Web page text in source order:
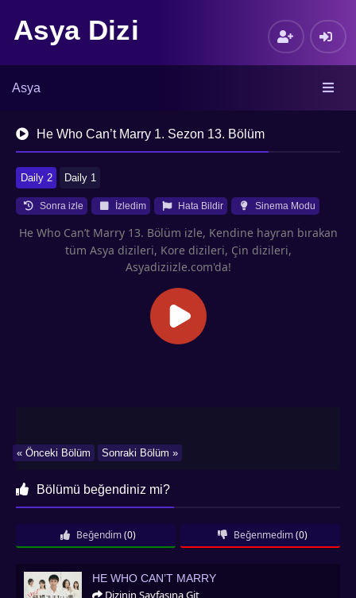
Asya Dizi
Asya
He Who Can’t Marry 1. Sezon 13. Bölüm
Daily 2 Daily 1
Sonra izle İzledim Hata Bildir Sinema Modu
He Who Can’t Marry 13. Bölüm izle, Kendine hayran bırakan
tüm Asya dizileri, Kore dizileri, Çin dizileri,
Asyadiziizle.com'da!
Sonraki Bölüm »
« Önceki Bölüm
Bölümü beğendiniz mi?
Beğendim (0) Beğenmedim (0)
He Who Can’t Marry
HE WHO CAN’T MARRY
Dizinin Sayfasına Git